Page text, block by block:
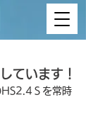
ています！
HS2.4Ｓを常時